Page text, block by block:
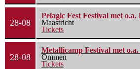
28-08
Pelagic Fest Festival met
Maastricht
Tickets
28-08
Metallicamp Festival met
Ommen
Tickets